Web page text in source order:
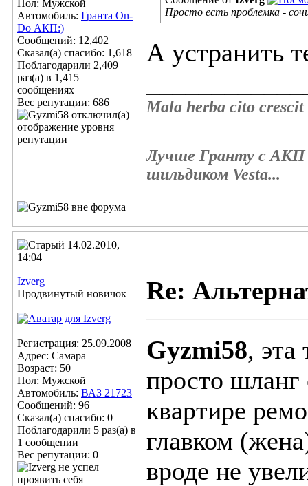
Пол: Мужской
Автомобиль: Гранта On-
Do АКП:)
Сообщений: 12,402
Сказал(а) спасибо: 1,618
Поблагодарили 2,409
раз(а) в 1,415
сообщениях
Вес репутации: 686
Просто есть проблемка -
А устранить
Mala herba cito crescit
Лучше Гранту с АКП
шильдиком Vesta...
14.02.2010,
14:04
Izverg
Продвинутый новичок
Регистрация: 25.09.2008
Адрес: Самара
Возраст: 50
Пол: Мужской
Автомобиль: ВАЗ 21723
Сообщений: 96
Сказал(а) спасибо: 0
Поблагодарили 5 раз(а) в
1 сообщении
Вес репутации: 0
Re:
Gyzmi58, эта
просто шланг
квартире
главком
вроде не